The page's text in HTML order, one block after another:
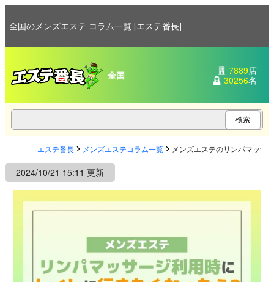
全国のメンズエステ コラム一覧 [エステ番長]
全国 7889店
30256名
エステ番長 メンズエステコラム一覧 メンズエステのリンパマッサ
2024/10/21 15:11 更新